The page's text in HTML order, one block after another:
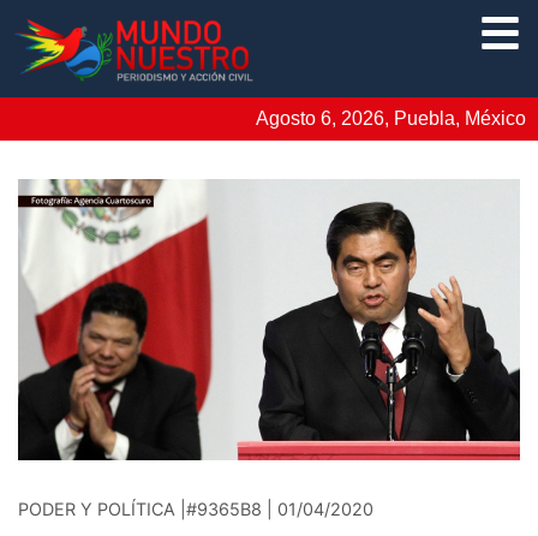
Agosto 6, 2026, Puebla, México
PODER Y POLÍTICA |#9365B8 | 01/04/2020